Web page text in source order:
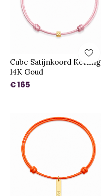
Cube Satijnkoord Ketting
14K Goud
€ 165